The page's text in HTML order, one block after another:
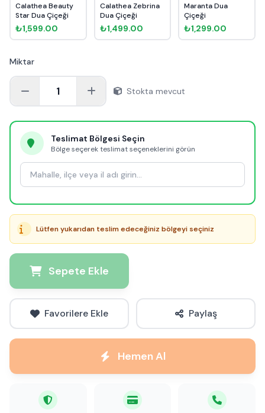
Calathea Beauty
Star Dua Çiçeği
₺1,599.00
Calathea Zebrina
Dua Çiçeği
₺1,499.00
Maranta Dua
Çiçeği
₺1,299.00
Miktar
1 Stokta mevcut
Teslimat Bölgesi Seçin
Bölge seçerek teslimat seçeneklerini görün
Lütfen yukarıdan teslim edeceğiniz bölgeyi seçiniz
Sepete Ekle
Favorilere Ekle Paylaş
Hemen Al